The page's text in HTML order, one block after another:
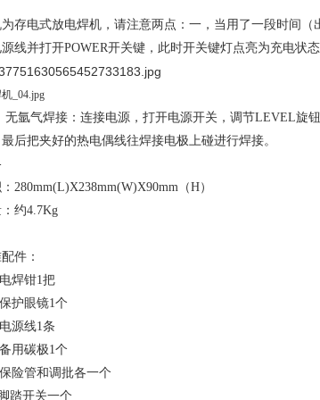
存电式放电焊机，请注意两点：一，当用了一段时间（
线并打开POWER开关键，此时开关键灯点亮为充电状
无氩气焊接：连接电源，打开电源开关，调节LEVEL旋
后把夹好的热电偶线往焊接电极上碰进行焊接。
280mm(L)X238mm(W)X90mm （H）
约4.7Kg
件：
焊钳1把
护眼镜1个
源线1条
用碳极1个
险管和调批各一个
踏开关一个